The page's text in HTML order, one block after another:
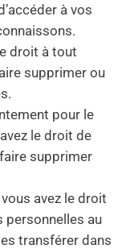
à vos
droit à tout
supprimer ou
pour le
le droit de
supprimer
avez le droit
personnelles au
transférer dans